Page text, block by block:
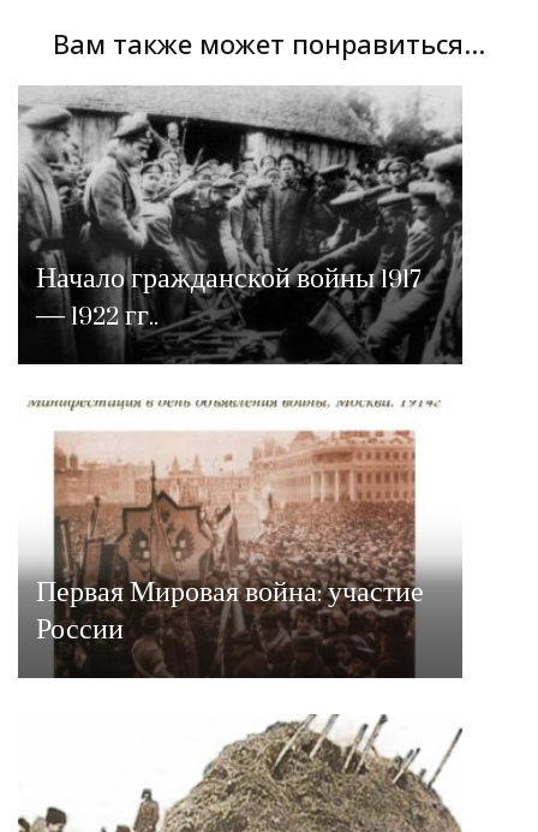
Вам также может понравиться...
Начало гражданской войны 1917
— 1922 гг..
Первая Мировая война: участие
России